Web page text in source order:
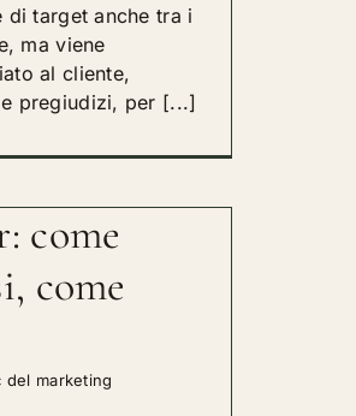
di target anche tra i
ma viene
al cliente,
pregiudizi, per [...]
come
come
del marketing